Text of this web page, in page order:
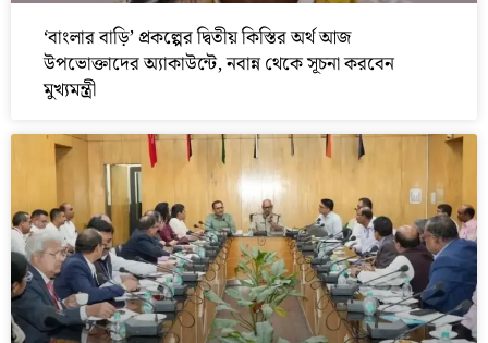
‘বাংলার বাড়ি’ প্রকল্পের দ্বিতীয় কিস্তির অর্থ আজ
উপভোক্তাদের অ্যাকাউন্টে, নবান্ন থেকে সূচনা করবেন
মুখ্যমন্ত্রী